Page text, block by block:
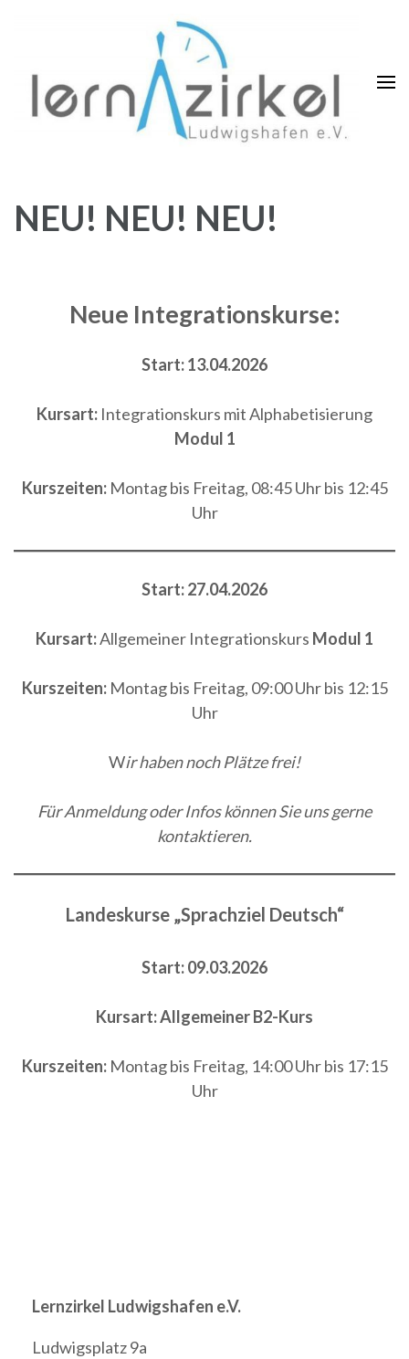
drücken)
NEU! NEU! NEU!
Neue Integrationskurse:
Start: 13.04.2026
Kursart: Integrationskurs mit Alphabetisierung
Modul 1
Kurszeiten:Montag bis Freitag, 08:45 Uhr bis 12:45
Uhr
Start: 27.04.2026
Kursart:Allgemeiner Integrationskurs Modul 1
Kurszeiten:Montag bis Freitag, 09:00 Uhr bis 12:15
Uhr
Wir haben noch Plätze frei!
Für Anmeldung oder Infos können Sie uns gerne
kontaktieren.
Landeskurse „Sprachziel Deutsch“
Start: 09.03.2026
Kursart:Allgemeiner B2-Kurs
Kurszeiten:Montag bis Freitag, 14:00 Uhr bis 17:15
Uhr
Lernzirkel Ludwigshafen e.V.
Ludwigsplatz 9a